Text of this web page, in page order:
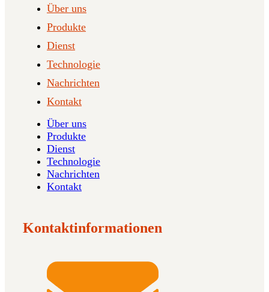
Über uns
Produkte
Dienst
Technologie
Nachrichten
Kontakt
Über uns
Produkte
Dienst
Technologie
Nachrichten
Kontakt
Kontaktinformationen